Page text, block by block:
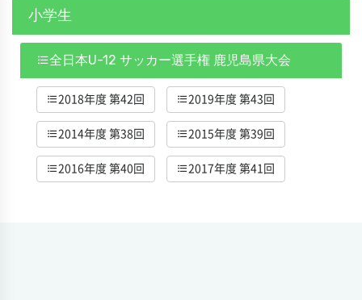
小学生
全日本U-12 サッカー選手権 鹿児島県大会
2018年度 第42回 2019年度 第43回
2014年度 第38回 2015年度 第39回
2016年度 第40回 2017年度 第41回